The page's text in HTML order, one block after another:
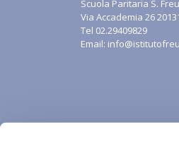
Scuola Paritaria S.
Via Accademia 26
Tel 02.29409829
Email: